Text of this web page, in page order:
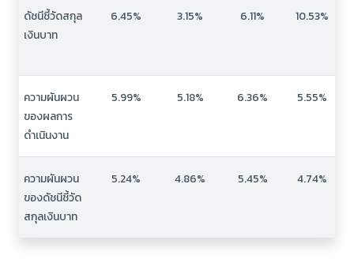
ดัชนีชี้วัดสกุล
เงินบาท
6.45% 3.15% 6.11% 10.53%
ความผันผวน
ของผลการ
ดำเนินงาน
5.99% 5.18% 6.36% 5.55%
ความผันผวน
ของดัชนีชี้วัด
สกุลเงินบาท
5.24% 4.86% 5.45% 4.74%